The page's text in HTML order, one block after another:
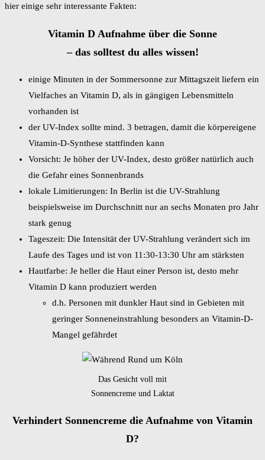
hier einige sehr interessante Fakten:
Vitamin D Aufnahme über die Sonne
– das solltest du alles wissen!
einige Minuten in der Sommersonne zur Mittagszeit liefern ein
Vielfaches an Vitamin D, als in gängigen Lebensmitteln
vorhanden ist
der UV-Index sollte mind. 3 betragen, damit die körpereigene
Vitamin-D-Synthese stattfinden kann
Vorsicht: Je höher der UV-Index, desto größer natürlich auch
die Gefahr eines Sonnenbrands
lokale Limitierungen: In Berlin ist die UV-Strahlung
beispielsweise im Durchschnitt nur an sechs Monaten pro Jahr
stark genug
Tageszeit: Die Intensität der UV-Strahlung verändert sich im
Laufe des Tages und ist von 11:30-13:30 Uhr am stärksten
Hautfarbe: Je heller die Haut einer Person ist, desto mehr
Vitamin D kann produziert werden
d.h. Personen mit dunkler Haut sind in Gebieten mit
geringer Sonneneinstrahlung besonders an Vitamin-D-
Mangel gefährdet
Das Gesicht voll mit
Sonnencreme und Laktat
Verhindert Sonnencreme die Aufnahme von Vitamin
D?